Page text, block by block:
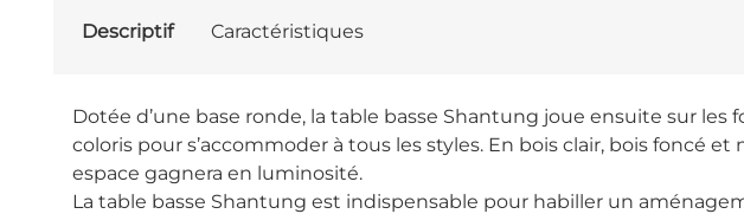
Descriptif Caractéristiques
Dotée d’une base ronde, la table basse Shantung joue ensuite sur
coloris pour s’accommoder à tous les styles. En bois clair, bois foncé
espace gagnera en luminosité.
La table basse Shantung est indispensable pour habiller un